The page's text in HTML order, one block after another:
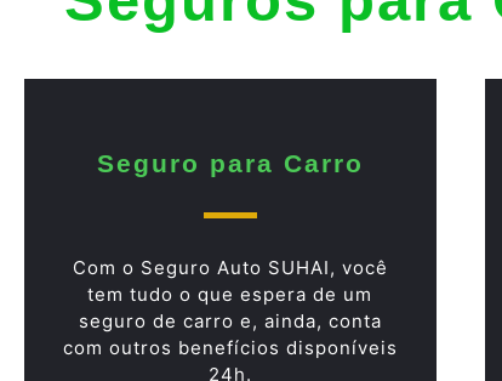
Seguro para Carro
Com o Seguro Auto SUHAI, você
tem tudo o que espera de um
seguro de carro e, ainda, conta
com outros benefícios disponíveis
24h.